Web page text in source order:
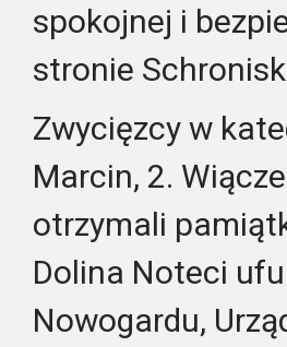
spokojnej i
stronie
Zwycięzcy w
Marcin, 2.
otrzymali
Dolina Noteci
Nowogardu,